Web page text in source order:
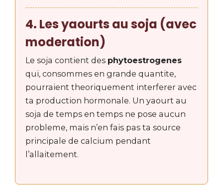
4. Les yaourts au soja (avec
moderation)
Le soja contient des phytoestrogenes
qui, consommes en grande quantite,
pourraient theoriquement interferer avec
ta production hormonale. Un yaourt au
soja de temps en temps ne pose aucun
probleme, mais n’en fais pas ta source
principale de calcium pendant
l’allaitement.